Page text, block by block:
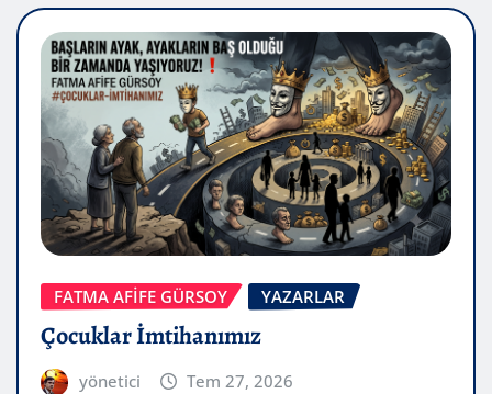
FATMA AFİFE GÜRSOY YAZARLAR
Çocuklar İmtihanımız
yönetici Tem 27, 2026